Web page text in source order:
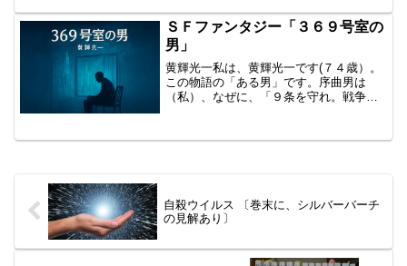
死後には何があるのか。死んだら人はど
うなるのか。 これは人類の...
ＳＦファンタジー「３６９号室の
男」
黄輝光一私は、黄輝光一です(７４歳）。
この物語の「ある男」です。序曲男は
（私）、なぜに、「９条を守れ。戦争反
留され、多くに友人の死を目撃し、その
自殺ウイルス 〔巻末に、シルバーバーチ
の見解あり〕